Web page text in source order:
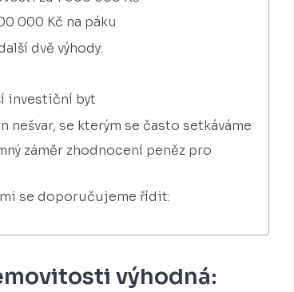
000 Kč na páku
dvě výhody:
investiční byt
se kterým se často setkáváme
záměr zhodnocení peněz pro
se doporučujeme řídit:
výhodná: